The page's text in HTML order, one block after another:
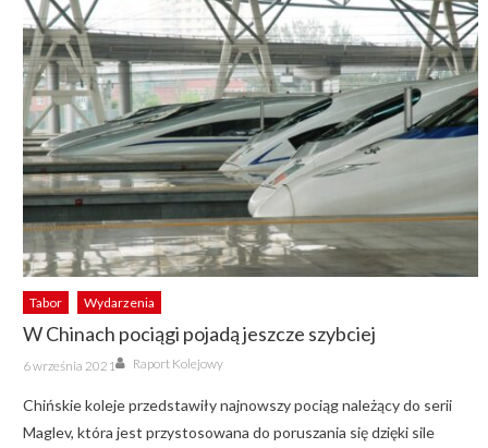
Tabor Wydarzenia
W Chinach pociągi pojadą jeszcze szybciej
Posted
on
6 września 2021 Author
Raport Kolejowy
Chińskie koleje przedstawiły najnowszy pociąg należący do serii
Maglev, która jest przystosowana do poruszania się dzięki sile